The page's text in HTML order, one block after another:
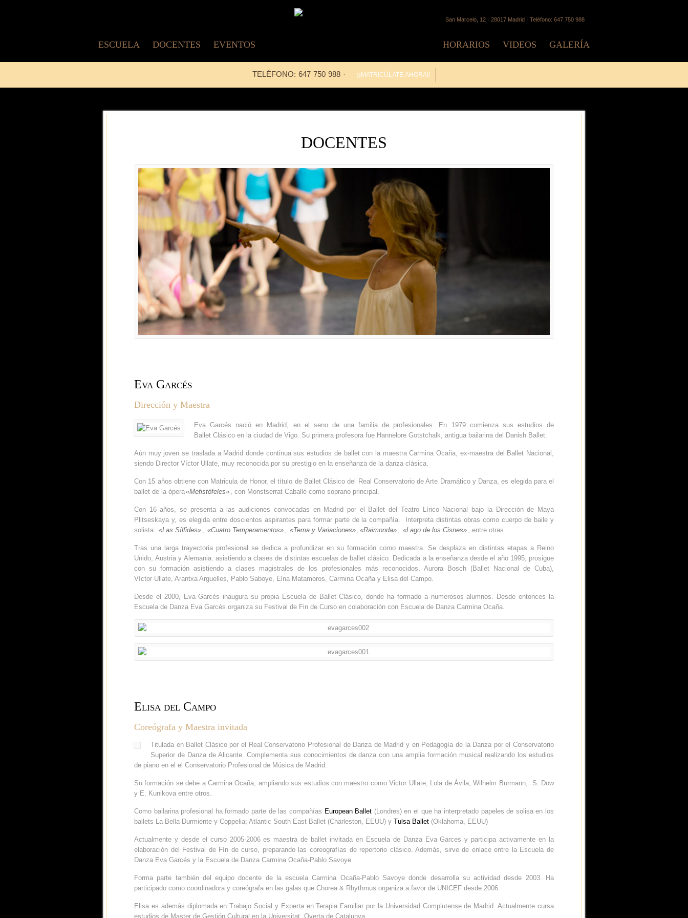
San Marcelo, 12 · 28017 Madrid · Teléfono: 647 750 988
ESCUELA DOCENTES EVENTOS GALERÍA
VIDEOS
HORARIOS
TELÉFONO: 647 750 988 · ¡¡MATRICÚLATE AHORA!!
DOCENTES
Eva Garcés
Dirección y Maestra
Eva Garcés nació en Madrid, en el seno de una familia de profesionales. En 1979 comienza sus estudios de
Ballet Clásico en la ciudad de Vigo. Su primera profesora fue Hannelore Gotstchalk, antigua bailarina del Danish Ballet.
Aún muy joven se traslada a Madrid donde continua sus estudios de ballet con la maestra Carmina Ocaña, ex-maestra del Ballet Nacional,
siendo Director Víctor Ullate, muy reconocida por su prestigio en la enseñanza de la danza clásica.
Con 15 años obtiene con Matricula de Honor, el título de Ballet Clásico del Real Conservatorio de Arte Dramático y Danza, es elegida para el
ballet de la ópera«Mefistófeles» , con Monstserrat Caballé como soprano principal.
Con 16 años, se presenta a las audiciones convocadas en Madrid por el Ballet del Teatro Lírico Nacional bajo la Dirección de Maya
Plitseskaya y, es elegida entre doscientos aspirantes para formar parte de la compañía. Interpreta distintas obras como cuerpo de baile y
solista: «Las Sílfides» «Cuatro Temperamentos» «Tema y Variaciones» «Raimonda» «Lago de los Cisnes» , entre otras.
Tras una larga trayectoria profesional se dedica a profundizar en su formación como maestra. Se desplaza en distintas etapas a Reino
Unido, Austria y Alemania. asistiendo a clases de distintas escuelas de ballet clásico. Dedicada a la enseñanza desde el año 1995, prosigue
con su formación asistiendo a clases magistrales de los profesionales más reconocidos, Aurora Bosch (Ballet Nacional de Cuba),
Víctor Ullate, Arantxa Arguelles, Pablo Saboye, Elna Matamoros, Carmina Ocaña y Elisa del Campo.
Desde el 2000, Eva Garcés inaugura su propia Escuela de Ballet Clásico, donde ha formado a numerosos alumnos. Desde entonces la
Escuela de Danza Eva Garcés organiza su Festival de Fin de Curso en colaboración con Escuela de Danza Carmina Ocaña.
Elisa del Campo
Coreógrafa y Maestra invitada
Titulada en Ballet Clásico por el Real Conservatorio Profesional de Danza de Madrid y en Pedagogía de la Danza por el Conservatorio
Superior de Danza de Alicante. Complementa sus conocimientos de danza con una amplia formación musical realizando los estudios
de piano en el el Conservatorio Profesional de Música de Madrid.
Su formación se debe a Carmina Ocaña, ampliando sus estudios con maestro como Victor Ullate, Lola de Ávila, Wilhelm Burmann, S. Dow
y E. Kunikova entre otros.
Como bailarina profesional ha formado parte de las compañías European Ballet (Londres) en el que ha interpretado papeles de solisa en los
ballets La Bella Durmiente y Coppelia; Atlantic South East Ballet (Charleston, EEUU) y Tulsa Ballet (Oklahoma, EEUU)
Actualmente y desde el curso 2005-2006 es maestra de ballet invitada en Escuela de Danza Eva Garces y participa activamente en la
elaboración del Festival de Fín de curso, preparando las coreografías de repertorio clásico. Además, sirve de enlace entre la Escuela de
Danza Eva Garcés y la Escuela de Danza Carmina Ocaña-Pablo Savoye.
Forma parte también del equipo docente de la escuela Carmina Ocaña-Pablo Savoye donde desarrolla su actividad desde 2003. Ha
participado como coordinadora y coreógrafa en las galas que Chorea & Rhythmus organiza a favor de UNICEF desde 2006.
Elisa es además diplomada en Trabajo Social y Experta en Terapia Familiar por la Universidad Complutense de Madrid. Actualmente cursa
estudios de Master de Gestión Cultural en la Universitat Overta de Catalunya.